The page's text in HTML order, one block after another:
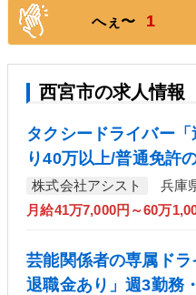
へぇ〜 1
西宮市の求人情報
タクシードライバー
り40万以上/普通免許
株式会社アシスト
兵庫
月給41万7,000円～60万
芸能関係者の専属ドラ
退職金あり」週3勤務